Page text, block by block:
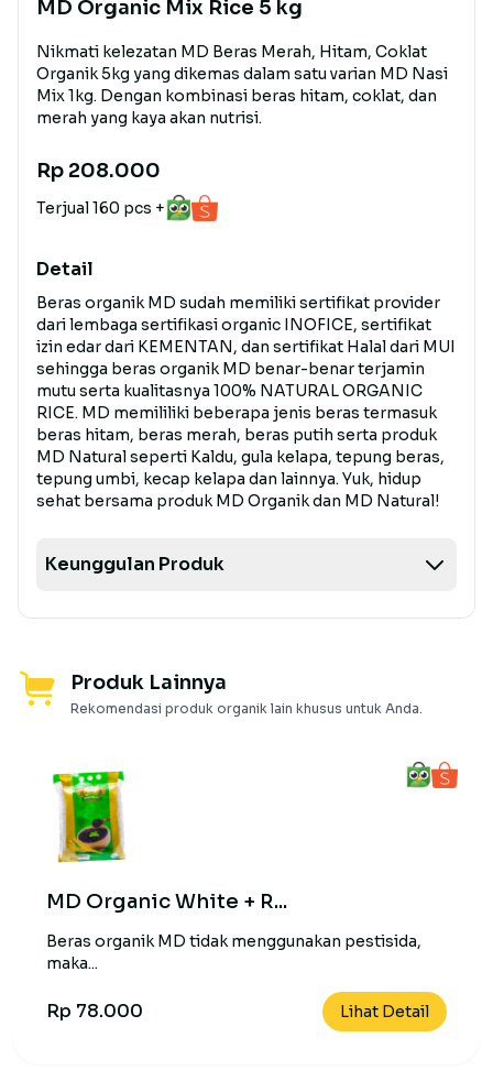
MD Organic Mix Rice 5 kg
Nikmati kelezatan MD Beras Merah, Hitam, Coklat
Organik 5kg yang dikemas dalam satu varian MD Nasi
Mix 1kg. Dengan kombinasi beras hitam, coklat, dan
merah yang kaya akan nutrisi.
Rp 208.000
Terjual 160 pcs +
Detail
Beras organik MD sudah memiliki sertifikat provider
dari lembaga sertifikasi organic INOFICE, sertifikat
izin edar dari KEMENTAN, dan sertifikat Halal dari MUI
sehingga beras organik MD benar-benar terjamin
mutu serta kualitasnya 100% NATURAL ORGANIC
RICE. MD memililiki beberapa jenis beras termasuk
beras hitam, beras merah, beras putih serta produk
MD Natural seperti Kaldu, gula kelapa, tepung beras,
tepung umbi, kecap kelapa dan lainnya. Yuk, hidup
sehat bersama produk MD Organik dan MD Natural!
Keunggulan Produk
Produk Lainnya
Rekomendasi produk organik lain khusus untuk Anda.
MD Organic White + R...
Beras organik MD tidak menggunakan pestisida,
maka...
Rp 78.000 Lihat Detail